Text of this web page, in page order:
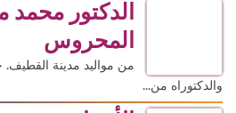
الدكتور
المحروس
من مواليد مدينة
والدكتوراه من...